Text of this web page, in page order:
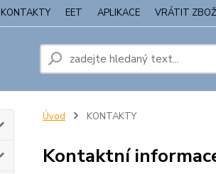
KONTAKTY EET APLIKACE VRÁTIT
Úvod KONTAKTY
Kontaktní